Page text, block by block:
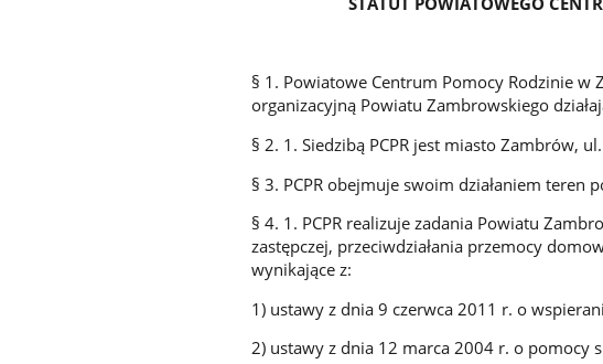
§ 1. Powiatowe Centrum Pomocy Rodzinie w
organizacyjną Powiatu Zambrowskiego
§ 2. 1. Siedzibą PCPR jest miasto Zambrów,
§ 3. PCPR obejmuje swoim działaniem teren
§ 4. 1. PCPR realizuje zadania Powiatu
zastępczej, przeciwdziałania przemocy
wynikające z:
1) ustawy z dnia 9 czerwca 2011 r. o
2) ustawy z dnia 12 marca 2004 r. o pomocy